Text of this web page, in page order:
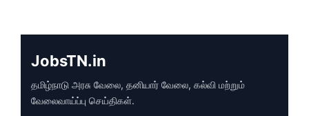
JobsTN.in
தமிழ்நாடு அரசு வேலை, தனியார் வேலை, கல்வி மற்றும்
வேலைவாய்ப்பு செய்திகள்.